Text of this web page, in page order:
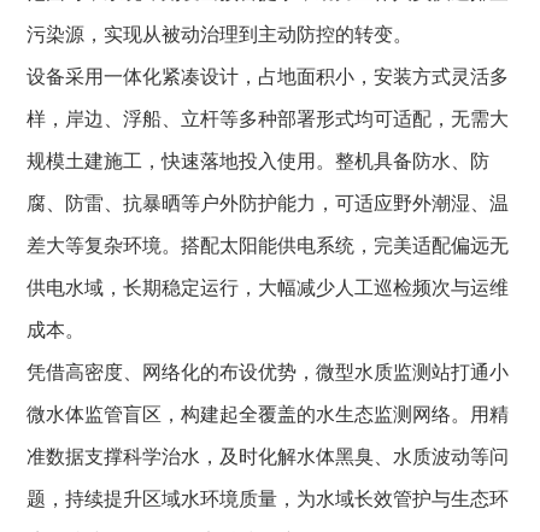
污染源，实现从被动治理到主动防控的转变。
设备采用一体化紧凑设计，占地面积小，安装方式灵活多
样，岸边、浮船、立杆等多种部署形式均可适配，无需大
规模土建施工，快速落地投入使用。整机具备防水、防
腐、防雷、抗暴晒等户外防护能力，可适应野外潮湿、温
差大等复杂环境。搭配太阳能供电系统，完美适配偏远无
供电水域，长期稳定运行，大幅减少人工巡检频次与运维
成本。
凭借高密度、网络化的布设优势，微型水质监测站打通小
微水体监管盲区，构建起全覆盖的水生态监测网络。用精
准数据支撑科学治水，及时化解水体黑臭、水质波动等问
题，持续提升区域水环境质量，为水域长效管护与生态环